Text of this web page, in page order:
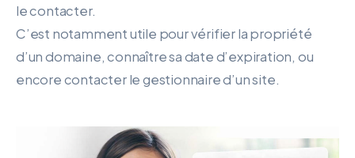
le contacter.
C’est notamment utile pour vérifier la propriété
d’un domaine, connaître sa date d’expiration, ou
encore contacter le gestionnaire d’un site.